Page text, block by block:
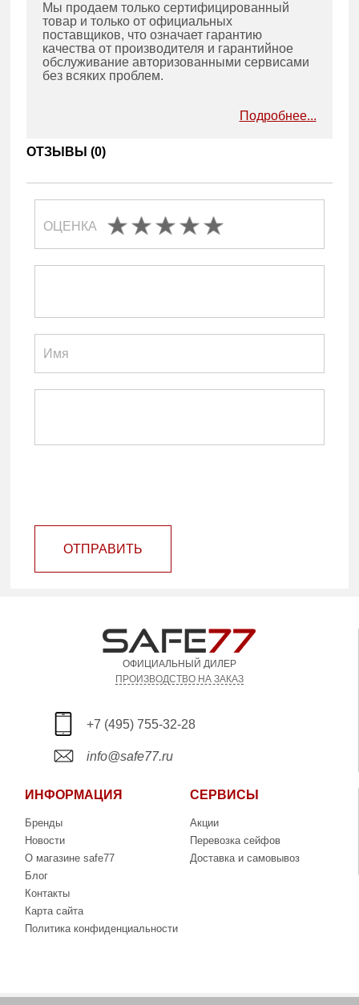
Мы продаем только сертифицированный
товар и только от официальных
поставщиков, что означает гарантию
качества от производителя и гарантийное
обслуживание авторизованными сервисами
без всяких проблем.
Подробнее...
ОТЗЫВЫ (0)
ОЦЕНКА
ОТПРАВИТЬ
ОФИЦИАЛЬНЫЙ ДИЛЕР
ПРОИЗВОДСТВО НА ЗАКАЗ
+7 (495) 755-32-28
info@safe77.ru
ИНФОРМАЦИЯ
Бренды
Новости
О магазине safe77
Блог
Контакты
Карта сайта
Политика конфиденциальности
СЕРВИСЫ
Акции
Перевозка сейфов
Доставка и самовывоз